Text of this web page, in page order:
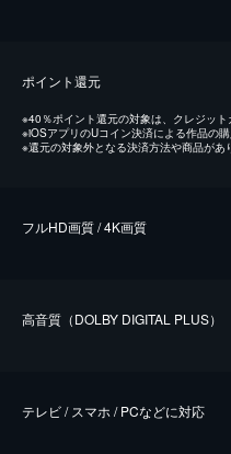
ポイント還元
※40％ポイント還元の対象は、クレジット
※iOSアプリのUコイン決済による作品の
※還元の対象外となる決済方法や商品があ
フルHD画質 / 4K画質
⾼⾳質（DOLBY DIGITAL PLUS）
テレビ / スマホ / PCなどに対応